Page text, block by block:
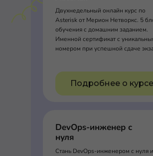
Двухнедельный онлайн курс по
Asterisk от Мерион Нетворкс. 5
обучения с домашним заданием.
Именной сертификат с
номером при успешной сдаче
Подробнее о курсе
DevOps-инженер с
нуля
Стань DevOps-инженером с нуля и